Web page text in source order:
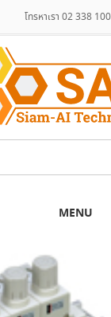
โทรหาเรา 02 338
MENU